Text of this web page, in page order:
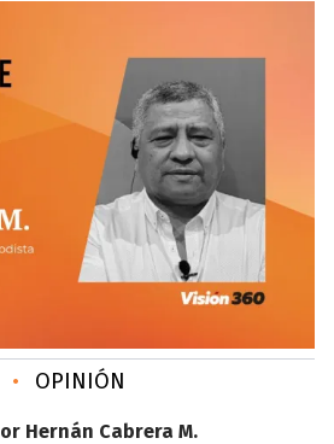
• OPINIÓN
Hernán Cabrera M.